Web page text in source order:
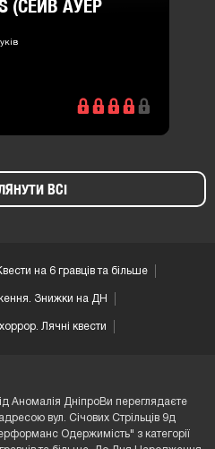
(СЕЙВ АУЕР
ВСІ
на 6 гравців та більше
Знижки на ДН
Лячні квести
Аномалія ДніпроВи переглядаєте
вул. Січових Стрільців 9д
Одержимість" з категорії